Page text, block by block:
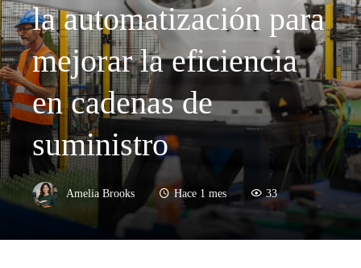
la automatización para
mejorar la eficiencia
en cadenas de
suministro
Amelia Brooks Hace 1 mes 33